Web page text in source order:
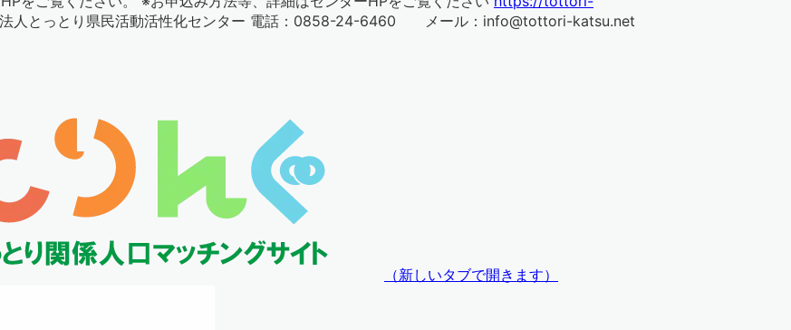
法人とっとり県民活動活性化センター 電話：0858-24-6460 メール：info@tottori-katsu.net
（新しいタブで開きます）